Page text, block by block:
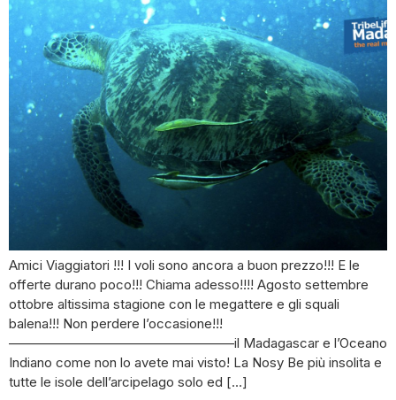
Amici Viaggiatori !!! I voli sono ancora a buon prezzo!!! E le
offerte durano poco!!! Chiama adesso!!!! Agosto settembre
ottobre altissima stagione con le megattere e gli squali
balena!!! Non perdere l’occasione!!!
—————————————————il Madagascar e l’Oceano
Indiano come non lo avete mai visto! La Nosy Be più insolita e
tutte le isole dell’arcipelago solo ed […]